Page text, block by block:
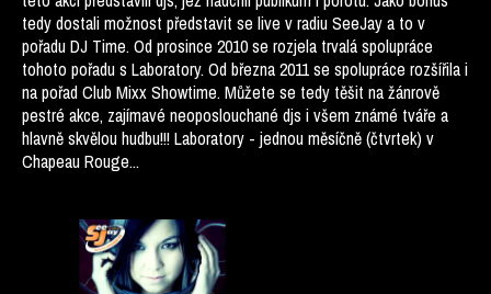
tedy dostali možnost představit se live v radiu SeeJay a to v
pořadu DJ Time. Od prosince 2010 se rozjela trvalá spolupráce
tohoto pořadu s Laboratory. Od března 2011 se spolupráce rozšířila i
na pořad Club Mixx Showtime. Můžete se tedy těšit na žánrově
pestré akce, zajímavé neoposlouchané djs i všem známé tváře a
hlavně skvělou hudbu!!! Laboratory - jednou měsíčně (čtvrtek) v
Chapeau Rouge...